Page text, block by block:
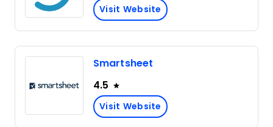
Visit Website
Smartsheet
4.5
Visit Website